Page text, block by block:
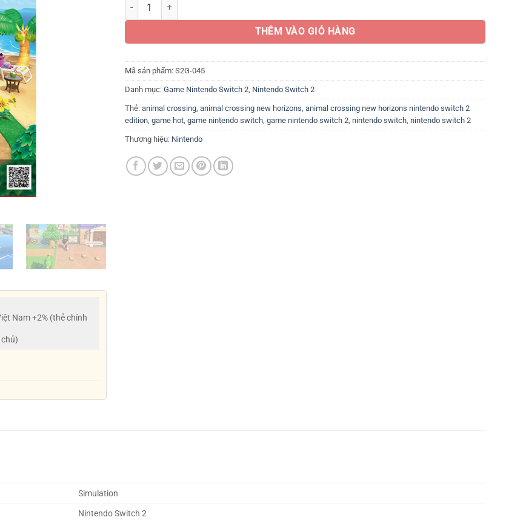
Nam +2% (thẻ chính
THÊM VÀO GIỎ HÀNG
Mã sản phẩm: S2G-045
Danh mục: Game Nintendo Switch 2 Nintendo Switch 2
Thẻ: animal crossing animal crossing new horizons animal crossing new horizons nintendo switch 2
edition game hot game nintendo switch game nintendo switch 2 nintendo switch nintendo switch 2
Thương hiệu: Nintendo
Simulation
Nintendo Switch 2